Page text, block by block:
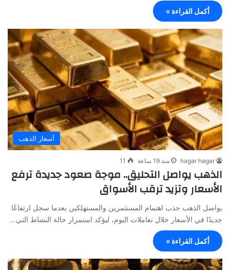
أكمل القراءة »
أسعار الذهب
hagar hagar منذ 19 ساعة 11
الذهب يواصل التحليق.. موجة صعود جديدة ترفع
الأسعار وتزيد ترقب الأسواق
يواصل الذهب جذب اهتمام المستثمرين والمستهلكين بعدما سجل ارتفاعًا
جديدًا في الأسعار خلال تعاملات اليوم، ليؤكد استمرار حالة النشاط التي…
أكمل القراءة »